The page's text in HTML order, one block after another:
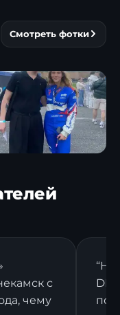
Смотреть фотки
с
чему